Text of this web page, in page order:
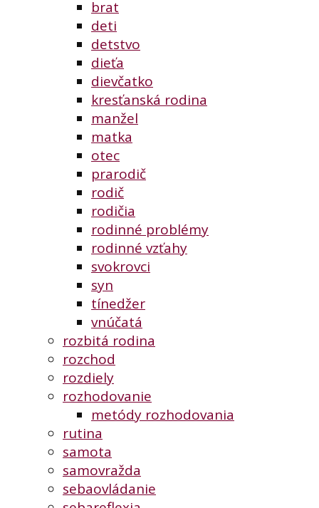
brat
deti
detstvo
dieťa
dievčatko
kresťanská rodina
manžel
matka
otec
prarodič
rodič
rodičia
rodinné problémy
rodinné vzťahy
svokrovci
syn
tínedžer
vnúčatá
rozbitá rodina
rozchod
rozdiely
rozhodovanie
metódy rozhodovania
rutina
samota
samovražda
sebaovládanie